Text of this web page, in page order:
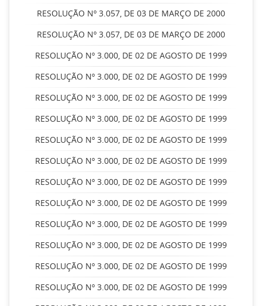
RESOLUÇÃO Nº 3.057, DE 03 DE MARÇO DE 2000
RESOLUÇÃO Nº 3.057, DE 03 DE MARÇO DE 2000
RESOLUÇÃO Nº 3.000, DE 02 DE AGOSTO DE 1999
RESOLUÇÃO Nº 3.000, DE 02 DE AGOSTO DE 1999
RESOLUÇÃO Nº 3.000, DE 02 DE AGOSTO DE 1999
RESOLUÇÃO Nº 3.000, DE 02 DE AGOSTO DE 1999
RESOLUÇÃO Nº 3.000, DE 02 DE AGOSTO DE 1999
RESOLUÇÃO Nº 3.000, DE 02 DE AGOSTO DE 1999
RESOLUÇÃO Nº 3.000, DE 02 DE AGOSTO DE 1999
RESOLUÇÃO Nº 3.000, DE 02 DE AGOSTO DE 1999
RESOLUÇÃO Nº 3.000, DE 02 DE AGOSTO DE 1999
RESOLUÇÃO Nº 3.000, DE 02 DE AGOSTO DE 1999
RESOLUÇÃO Nº 3.000, DE 02 DE AGOSTO DE 1999
RESOLUÇÃO Nº 3.000, DE 02 DE AGOSTO DE 1999